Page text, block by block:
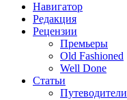
Навигатор
Редакция
Рецензии
Премьеры
Old Fashioned
Well Done
Статьи
Путеводители